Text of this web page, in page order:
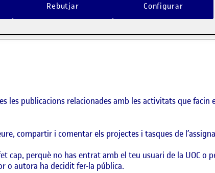
les publicacions relacionades amb les activitats que facin
compartir i comentar els projectes i tasques de
cap, perquè no has entrat amb el teu usuari de la UOC o
o autora ha decidit fer-la pública.
Rebutjar Configurar